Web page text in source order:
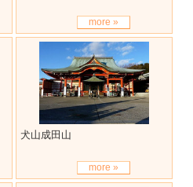
more »
犬山成田山
more »